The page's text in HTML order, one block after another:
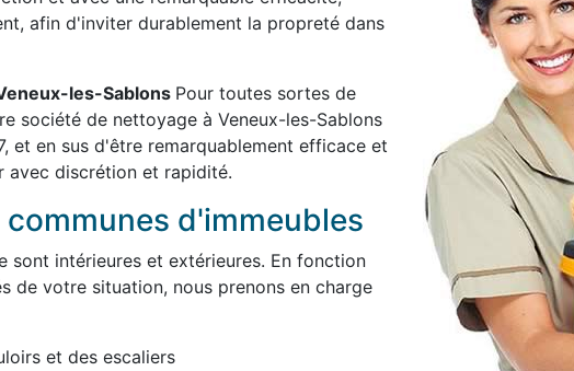
afin d'inviter durablement la propreté dans
les-Sablons Pour toutes sortes de
société de nettoyage à Veneux-les-Sablons
et en sus d'être remarquablement efficace et
avec discrétion et rapidité.
d'immeubles
sont intérieures et extérieures. En fonction
de votre situation, nous prenons en charge
et des escaliers